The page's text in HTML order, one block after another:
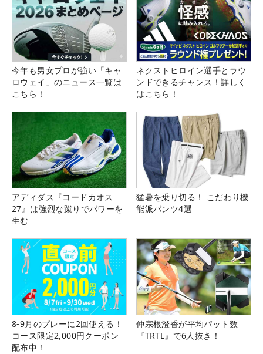
今年も男女プロが強い「キャ
ロウェイ」のニュース一覧は
こちら！
ネクストヒロイン選手とラウ
ンドできるチャンス！詳しく
はこちら！
アディダス『コードカオス
27』は強烈な蹴りでパワーを
生む
猛暑を乗り切る！ こだわり機
能派パンツ4選
8-9月のプレーに2回使える！
コース限定2,000円クーポン
配布中！
仲宗根澄香が平均パット数
『TRTL』で6人抜き！